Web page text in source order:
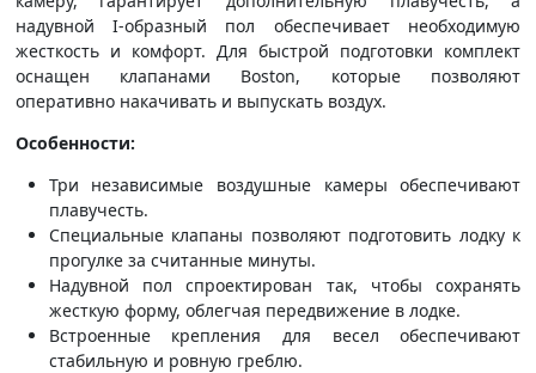
надувной I-образный пол обеспечивает необходимую
жесткость и комфорт. Для быстрой подготовки комплект
оснащен клапанами Boston, которые позволяют
оперативно накачивать и выпускать воздух.
Особенности:
Три независимые воздушные камеры обеспечивают
плавучесть.
Специальные клапаны позволяют подготовить лодку к
прогулке за считанные минуты.
Надувной пол спроектирован так, чтобы сохранять
жесткую форму, облегчая передвижение в лодке.
Встроенные крепления для весел обеспечивают
стабильную и ровную греблю.